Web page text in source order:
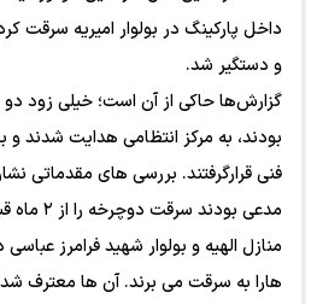
داخل پارکینگ در بولوار امیریه سرقت
و دستگیر شد.
گزارش‌ها حاکی از آن است؛ خیلی زود دو
بودند، به مرکز انتظامی هدایت شدند
فنی قرارگرفتند. بررسی های مقدماتی
مدعی
منازل الهیه و بولوار شهید فرامرز